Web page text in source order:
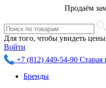
Продаём
Для того, чтобы увидеть
Войти
+7 (812) 449-54-90 Старая
Бренды